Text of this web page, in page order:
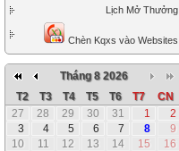
Lịch Mở Thưởng
Chèn Kqxs vào Websites
Tháng 8 2026
T2
T3 T4 T5 T6 T7
CN
27
28 29 30 31 1
2
3
4 5 6 7 8
9
10
11 12 13 14 15
16